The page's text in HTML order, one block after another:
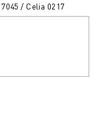
/ Celia 0217